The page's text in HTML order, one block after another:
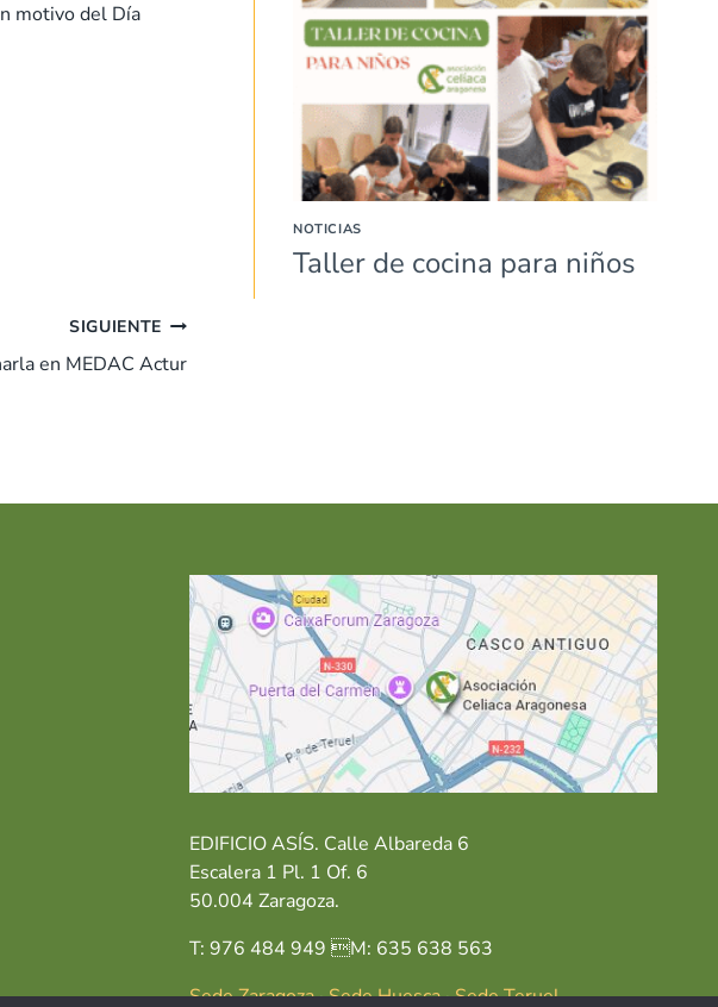
motivo del Día
SIGUIENTE
en MEDAC Actur
NOTICIAS
Taller de cocina para niños
EDIFICIO ASÍS. Calle Albareda 6
Escalera 1 Pl. 1 Of. 6
50.004 Zaragoza.
T: 976 484 949 M: 635 638 563
Sede Zaragoza·Sede Huesca·Sede Teruel